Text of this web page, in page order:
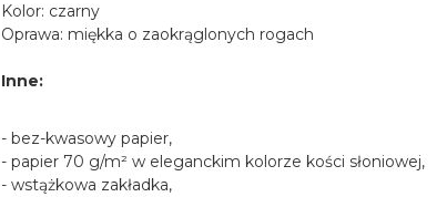
Kolor: czarny
Oprawa: miękka o zaokrąglonych rogach
Inne:
- bez-kwasowy papier,
- papier 70 g/m² w eleganckim kolorze kości słoniowej,
- wstążkowa zakładka,